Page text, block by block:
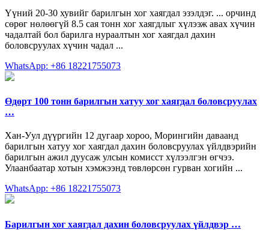
Үүний 20-30 хувийг барилгын хог хаягдал эзэлдэг. ... орчинд
сөрөг нөлөөгүй 8.5 сая тонн хог хаягдлыг хүлээж авах хүчин
чадалтай бол барилга нураалтын хог хаягдал дахин
боловсруулах хүчин чадал ...
WhatsApp: +86 18221755073
Өдөрт 100 тонн барилгын хатуу хог хаягдал боловсруулах
…
Хан-Уул дүүргийн 12 дугаар хороо, Морингийн даваанд
барилгын хатуу хог хаягдал дахин боловсруулах үйлдвэрийн
барилгын ажил дуусаж улсын комисст хүлээлгэн өгчээ.
Улаанбаатар хотын хэмжээнд төвлөрсөн гурван хогийн ...
WhatsApp: +86 18221755073
Барилгын хог хаягдал дахин боловсруулах үйлдвэр …